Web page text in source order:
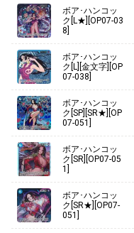
【ST-04】百獣海賊団
【ST-03】王下七武海
【ST-02】最悪の世代
【ST-01】麦わらの一味
3rd ANNIVERSARY SET
プレミアムブースター
ージボックスセット
ボア･ハンコッ
ク[L★][OP07-03
8]
ボア･ハンコッ
ク[L][金文字][OP
07-038]
ボア･ハンコッ
ク[SP][SR★][OP
07-051]
ボア･ハンコッ
ク[SR][OP07-05
1]
ボア･ハンコッ
ク[SR★][OP07-
051]